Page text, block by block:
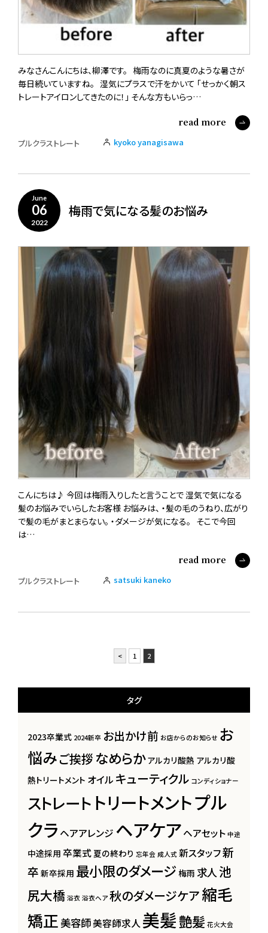
みなさんこんにちは、柳澤です。 梅雨なのに真夏のような暑さが
毎日続いていますね。 湿気にプラスで汗をかいて 「せっかく朝ス
トレートアイロンしてきたのに！」 そんな方もいらっ…
read more
プルクラストレート kyoko yanagisawa
June
06
2022
梅雨で気になる髪のお悩み
こんにちは♪ 今回は梅雨入りしたと言うことで 湿気で気になる
髪のお悩みでいらしたお客様 お悩みは、 ・髪の毛のうねり、広がり
で髪の毛がまとまらない。 ・ダメージが気になる。 そこで今回
は…
read more
プルクラストレート satsuki kaneko
< 1 2
タグ
2023卒業式 2024新卒 お出かけ前 お店からのお知らせ お
悩みご挨拶 なめらか アルカリ酸熱 アルカリ酸
熱トリートメント オイル キューティクル コンディショナー
ストレート トリートメントプル
クラ ヘアアレンジ ヘアケアヘアセット 中途
中途採用 卒業式夏の終わり 忘年会 成人式 新スタッフ新
卒 新卒採用 最小限のダメージ梅雨 求人 池
尻大橋 浴衣 浴衣ヘア 秋のダメージケア縮毛
矯正 美容師美容師求人美髪艶髪 花火大会